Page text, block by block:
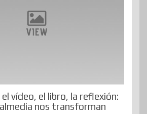
vídeo, el libro, la reflexión:
nos transforman